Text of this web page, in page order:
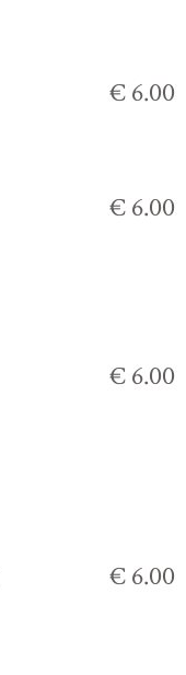
€ 6.00
€ 6.00
€ 6.00
€ 6.00